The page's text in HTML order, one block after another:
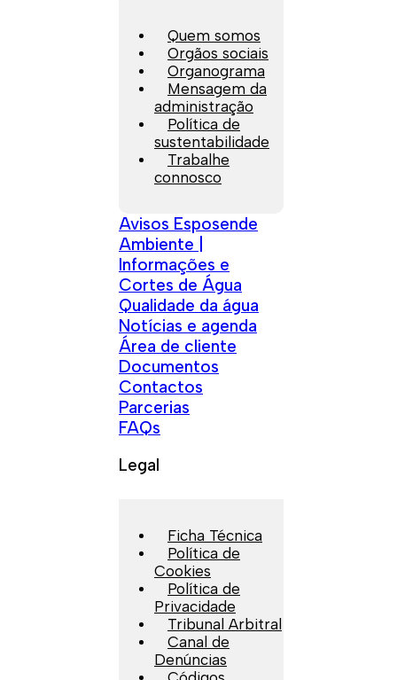
Quem somos
Orgãos sociais
Organograma
Mensagem da
administração
Política de
sustentabilidade
Trabalhe
connosco
Avisos Esposende
Ambiente |
Informações e
Cortes de Água
Qualidade da água
Notícias e agenda
Área de cliente
Documentos
Contactos
Parcerias
FAQs
Legal
Ficha Técnica
Política de
Cookies
Política de
Privacidade
Tribunal Arbitral
Canal de
Denúncias